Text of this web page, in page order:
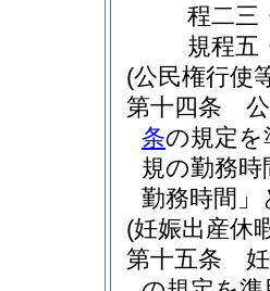
程二三
規程五
(公民権行使
第十四条
条の規定
規の勤務
勤務時間
(妊娠出産休
第十五条